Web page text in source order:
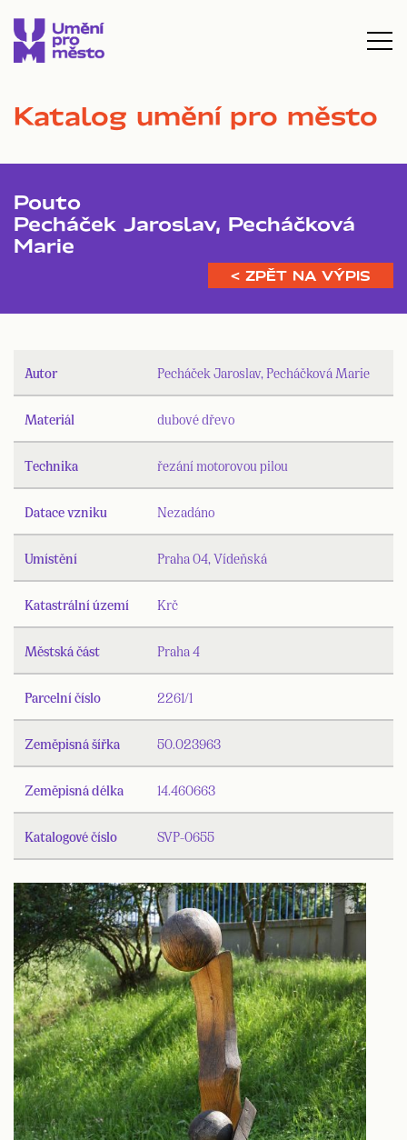
Katalog umění pro město
Pouto
Pecháček Jaroslav, Pecháčková
Marie
< ZPĚT NA VÝPIS
Autor Pecháček Jaroslav, Pecháčková Marie
Materiál dubové dřevo
Technika řezání motorovou pilou
Datace vzniku Nezadáno
Umístění Praha 04, Vídeňská
Katastrální území Krč
Městská část Praha 4
Parcelní číslo 2261/1
Zeměpisná šířka 50.023963
Zeměpisná délka 14.460663
Katalogové číslo SVP-0655